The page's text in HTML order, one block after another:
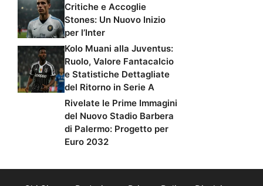
Critiche e Accoglie
Stones: Un Nuovo Inizio
per l’Inter
Kolo Muani alla Juventus:
Ruolo, Valore Fantacalcio
e Statistiche Dettagliate
del Ritorno in Serie A
Rivelate le Prime Immagini
del Nuovo Stadio Barbera
di Palermo: Progetto per
Euro 2032